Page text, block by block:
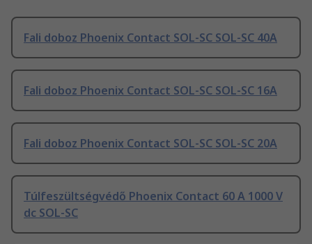
Fali doboz Phoenix Contact SOL-SC SOL-SC 40A
Fali doboz Phoenix Contact SOL-SC SOL-SC 16A
Fali doboz Phoenix Contact SOL-SC SOL-SC 20A
Túlfeszültségvédő Phoenix Contact 60 A 1000 V
dc SOL-SC